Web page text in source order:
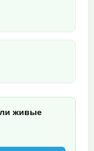
живые